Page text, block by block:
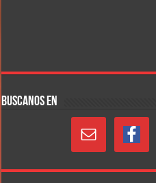
BUSCANOS EN